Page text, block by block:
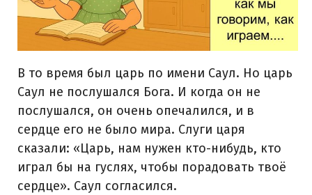
В то время был царь по имени Саул. Но царь
Саул не послушался Бога. И когда он не
послушался, он очень опечалился, и в
сердце его не было мира. Слуги царя
сказали: «Царь, нам нужен кто-нибудь, кто
играл бы на гуслях, чтобы порадовать твоё
сердце». Саул согласился.